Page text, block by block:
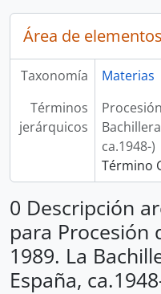
Área de elementos
Taxonomía
Materias
Términos
jerárquicos
ca.1948-)
Término
0 Descripción
para Procesión
1989. La
España,